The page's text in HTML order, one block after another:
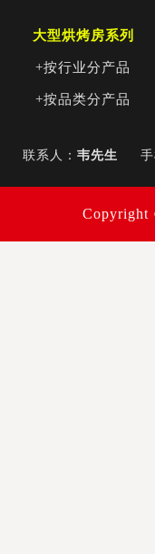
大型烘烤房系列
+按行业分产品
+按品类分产品
联系人： 韦先生
Copyright